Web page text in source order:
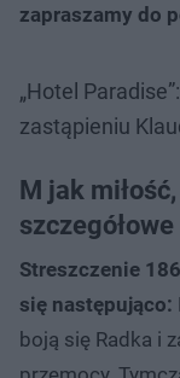
zapraszamy do
„Hotel
zastąpieniu
M jak
szczegółowe
Streszczenie
się następująco:
boją się Radka i